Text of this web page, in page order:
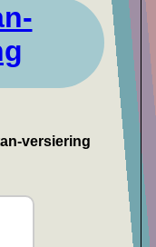
versiering